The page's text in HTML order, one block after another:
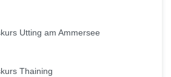
Utting am Ammersee
Thaining